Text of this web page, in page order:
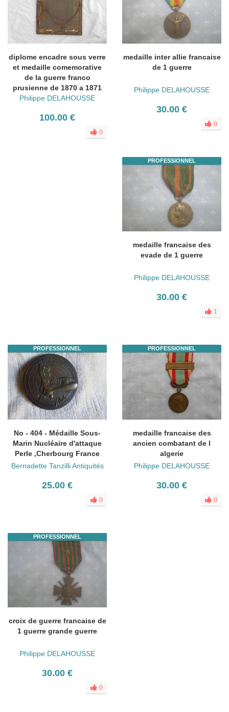
diplome encadre sous verre
et medaille comemorative
de la guerre franco
prusienne de 1870 a 1871
Philippe DELAHOUSSE
100.00 €
0
medaille inter allie francaise
de 1 guerre
Philippe DELAHOUSSE
30.00 €
0
PROFESSIONNEL
medaille francaise des
evade de 1 guerre
Philippe DELAHOUSSE
30.00 €
1
PROFESSIONNEL
No - 404 - Médaille Sous-
Marin Nucléaire d'attaque
Perle ,Cherbourg France
Bernadette Tanzilli Antiquités
25.00 €
0
PROFESSIONNEL
medaille francaise des
ancien combatant de l
algerie
Philippe DELAHOUSSE
30.00 €
0
PROFESSIONNEL
croix de guerre francaise de
1 guerre grande guerre
Philippe DELAHOUSSE
30.00 €
0